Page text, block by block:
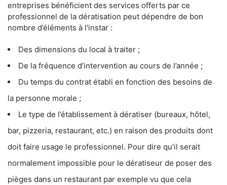
entreprises bénéficient des services offerts par ce
professionnel de la dératisation peut dépendre de bon
nombre d’éléments à l'instar :
Des dimensions du local à traiter ;
De la fréquence d’intervention au cours de l’année ;
Du temps du contrat établi en fonction des besoins de
la personne morale ;
Le type de l’établissement à dératiser (bureaux, hôtel,
bar, pizzeria, restaurant, etc.) en raison des produits dont
doit faire usage le professionnel. Pour dire qu’il serait
normalement impossible pour le dératiseur de poser des
pièges dans un restaurant par exemple vu que cela